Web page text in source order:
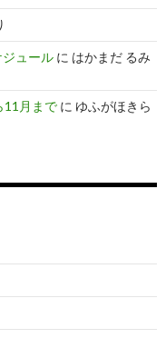
ュール に はかまだ るみ
月まで に ゆふがほきら